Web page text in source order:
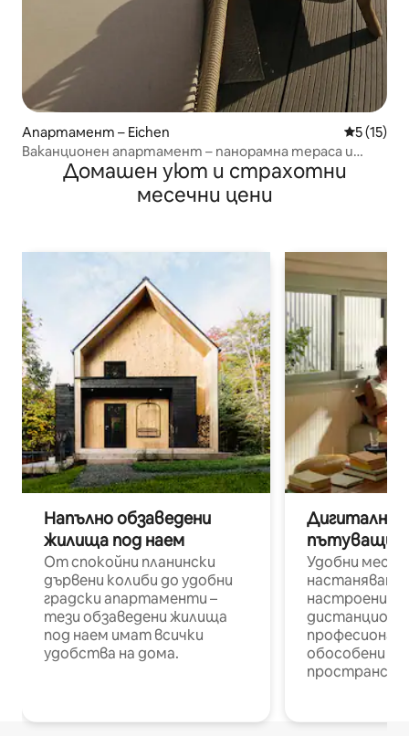
Апартамент – Eichen Средна
5 (15)
Ваканционен апартамент – панорамна тераса и
спокойствие сред природата
Домашен уют и страхотни
месечни цени
Напълно обзаведени
жилища под наем
От спокойни планински
дървени колиби до удобни
градски апартаменти –
тези обзаведени жилища
под наем имат всички
удобства на дома.
Дигитални
пътуващи
Удобни
настаняване
настроени и
обособени